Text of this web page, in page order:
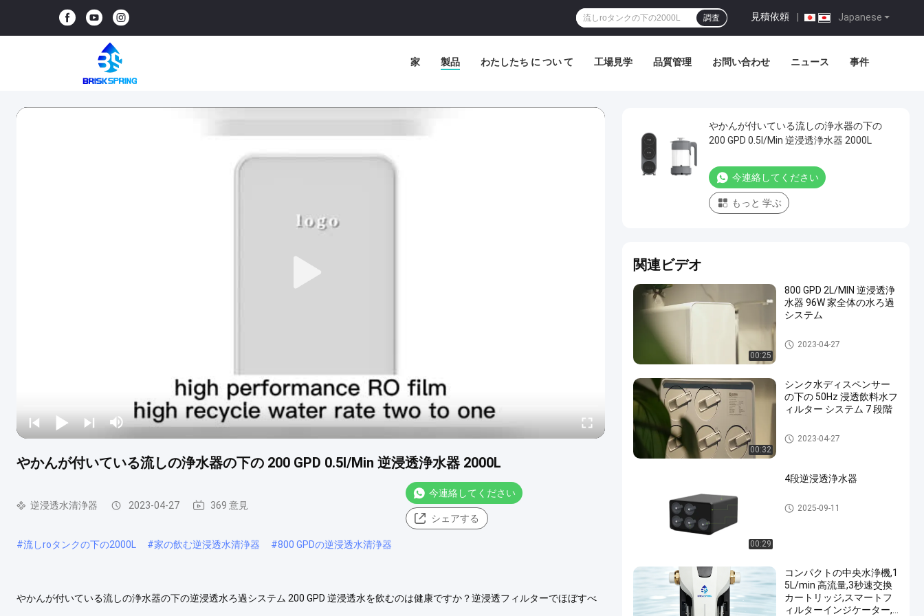
Japanese
見積依頼
調査
家 製品 わたしたち に つい て 工場見学 品質管理 お問い合わせ ニュース 事件
やかんが付いている流しの浄水器の下の 200 GPD 0.5l/Min 逆浸透浄水器 2000L
逆浸透水清浄器 2023-04-27 369 意見
今連絡してください
シェアする
#流しroタンクの下の2000L #家の飲む逆浸透水清浄器 #800 GPDの逆浸透水清浄器
やかんが付いている流しの浄水器の下の逆浸透水ろ過システム 200 GPD 逆浸透水を飲むのは健康ですか？逆浸透フィルターでほぼすべ
やかんが付いている流しの浄水器の下の
200 GPD 0.5l/Min 逆浸透浄水器 2000L
今連絡してください
もっと 学ぶ
関連ビデオ
00:25
800 GPD 2L/MIN 逆浸透浄
水器 96W 家全体の水ろ過
システム
逆浸透水清浄器
2023-04-27
00:32
シンク水ディスペンサー
の下の 50Hz 浸透飲料水フ
ィルター システム 7 段階
逆浸透水清浄器
2023-04-27
00:29
4段逆浸透浄水器
逆浸透水清浄器
2025-09-11
コンパクトの中央水浄機,1
5L/min 高流量,3秒速交換
カートリッジ,スマートフ
ィルターインジケーター,